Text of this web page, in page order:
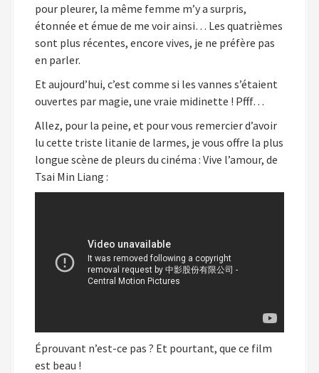
pour pleurer, la même femme m’y a surpris,
étonnée et émue de me voir ainsi… Les quatrièmes
sont plus récentes, encore vives, je ne préfère pas
en parler.
Et aujourd’hui, c’est comme si les vannes s’étaient
ouvertes par magie, une vraie midinette ! Pfff…
Allez, pour la peine, et pour vous remercier d’avoir
lu cette triste litanie de larmes, je vous offre la plus
longue scène de pleurs du cinéma : Vive l’amour, de
Tsai Min Liang :
Éprouvant n’est-ce pas ? Et pourtant, que ce film
est beau !